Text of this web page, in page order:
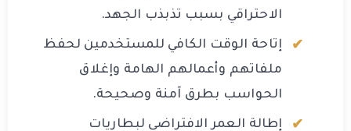
الاحتراقي بسبب تذبذب الجهد.
إتاحة الوقت الكافي للمستخدمين لحفظ
ملفاتهم وأعمالهم الهامة وإغلاق
الحواسب بطرق آمنة وصحيحة.
إطالة العمر الافتراضي لبطاريات